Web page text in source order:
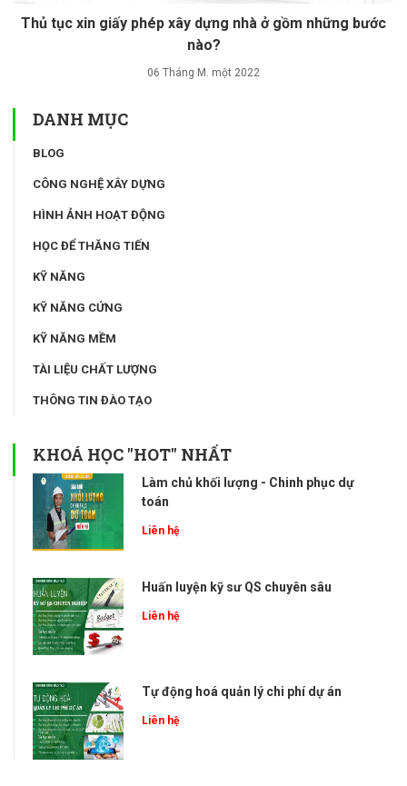
Thủ tục xin giấy phép xây dựng nhà ở gồm những bước
nào?
06 Tháng M. một 2022
DANH MỤC
BLOG
CÔNG NGHỆ XÂY DỰNG
HÌNH ẢNH HOẠT ĐỘNG
HỌC ĐỂ THĂNG TIẾN
KỸ NĂNG
KỸ NĂNG CỨNG
KỸ NĂNG MỀM
TÀI LIỆU CHẤT LƯỢNG
THÔNG TIN ĐÀO TẠO
KHOÁ HỌC "HOT" NHẤT
Làm chủ khối lượng - Chinh phục dự
toán
Liên hệ
Huấn luyện kỹ sư QS chuyên sâu
Liên hệ
Tự động hoá quản lý chi phí dự án
Liên hệ